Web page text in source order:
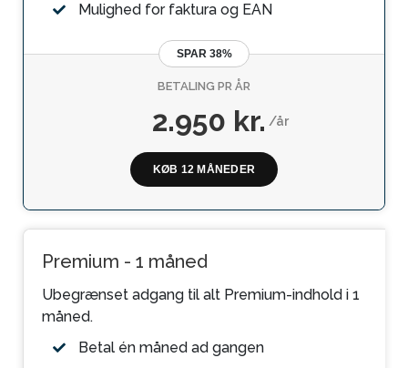
Premium - 1 måned
Ubegrænset adgang til alt Premium-indhold i 1
måned.
Betal én måned ad gangen
Mulighed for faktura og EAN
SPAR 38%
BETALING PR ÅR
2.950 kr./år
KØB 12 MÅNEDER